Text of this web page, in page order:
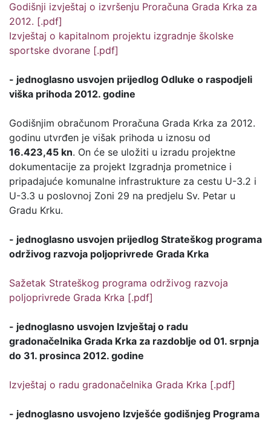
Godišnji izvještaj o izvršenju Proračuna Grada Krka za
2012. [.pdf]
Izvještaj o kapitalnom projektu izgradnje školske
sportske dvorane [.pdf]
- jednoglasno usvojen prijedlog Odluke o raspodjeli
viška prihoda 2012. godine
Godišnjim obračunom Proračuna Grada Krka za 2012.
godinu utvrđen je višak prihoda u iznosu od
16.423,45 kn. On će se uložiti u izradu projektne
dokumentacije za projekt Izgradnja prometnice i
pripadajuće komunalne infrastrukture za cestu U-3.2 i
U-3.3 u poslovnoj Zoni 29 na predjelu Sv. Petar u
Gradu Krku.
- jednoglasno usvojen prijedlog Strateškog programa
održivog razvoja poljoprivrede Grada Krka
Sažetak Strateškog programa održivog razvoja
poljoprivrede Grada Krka [.pdf]
- jednoglasno usvojen Izvještaj o radu
gradonačelnika Grada Krka za razdoblje od 01. srpnja
do 31. prosinca 2012. godine
Izvještaj o radu gradonačelnika Grada Krka [.pdf]
- jednoglasno usvojeno Izvješće godišnjeg Programa